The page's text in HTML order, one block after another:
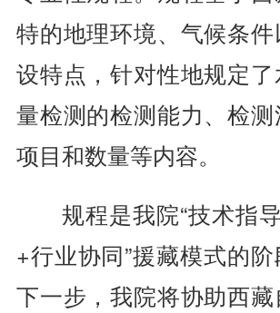
特的地理环境、气候条
设特点，针对性地规定
量检测的检测能力、检
项目和数量等内容。
规程是我院“技术指
+行业协同”援藏模式的阶
下一步，我院将协助西